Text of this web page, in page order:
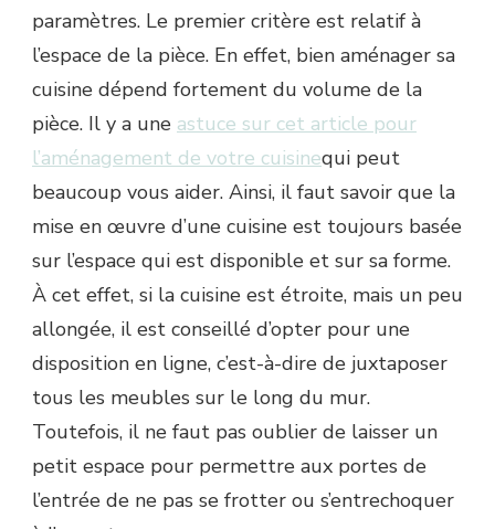
paramètres. Le premier critère est relatif à
l’espace de la pièce. En effet, bien aménager sa
cuisine dépend fortement du volume de la
pièce. Il y a une astuce sur cet article pour
l’aménagement de votre cuisinequi peut
beaucoup vous aider. Ainsi, il faut savoir que la
mise en œuvre d’une cuisine est toujours basée
sur l’espace qui est disponible et sur sa forme.
À cet effet, si la cuisine est étroite, mais un peu
allongée, il est conseillé d’opter pour une
disposition en ligne, c’est-à-dire de juxtaposer
tous les meubles sur le long du mur.
Toutefois, il ne faut pas oublier de laisser un
petit espace pour permettre aux portes de
l’entrée de ne pas se frotter ou s’entrechoquer